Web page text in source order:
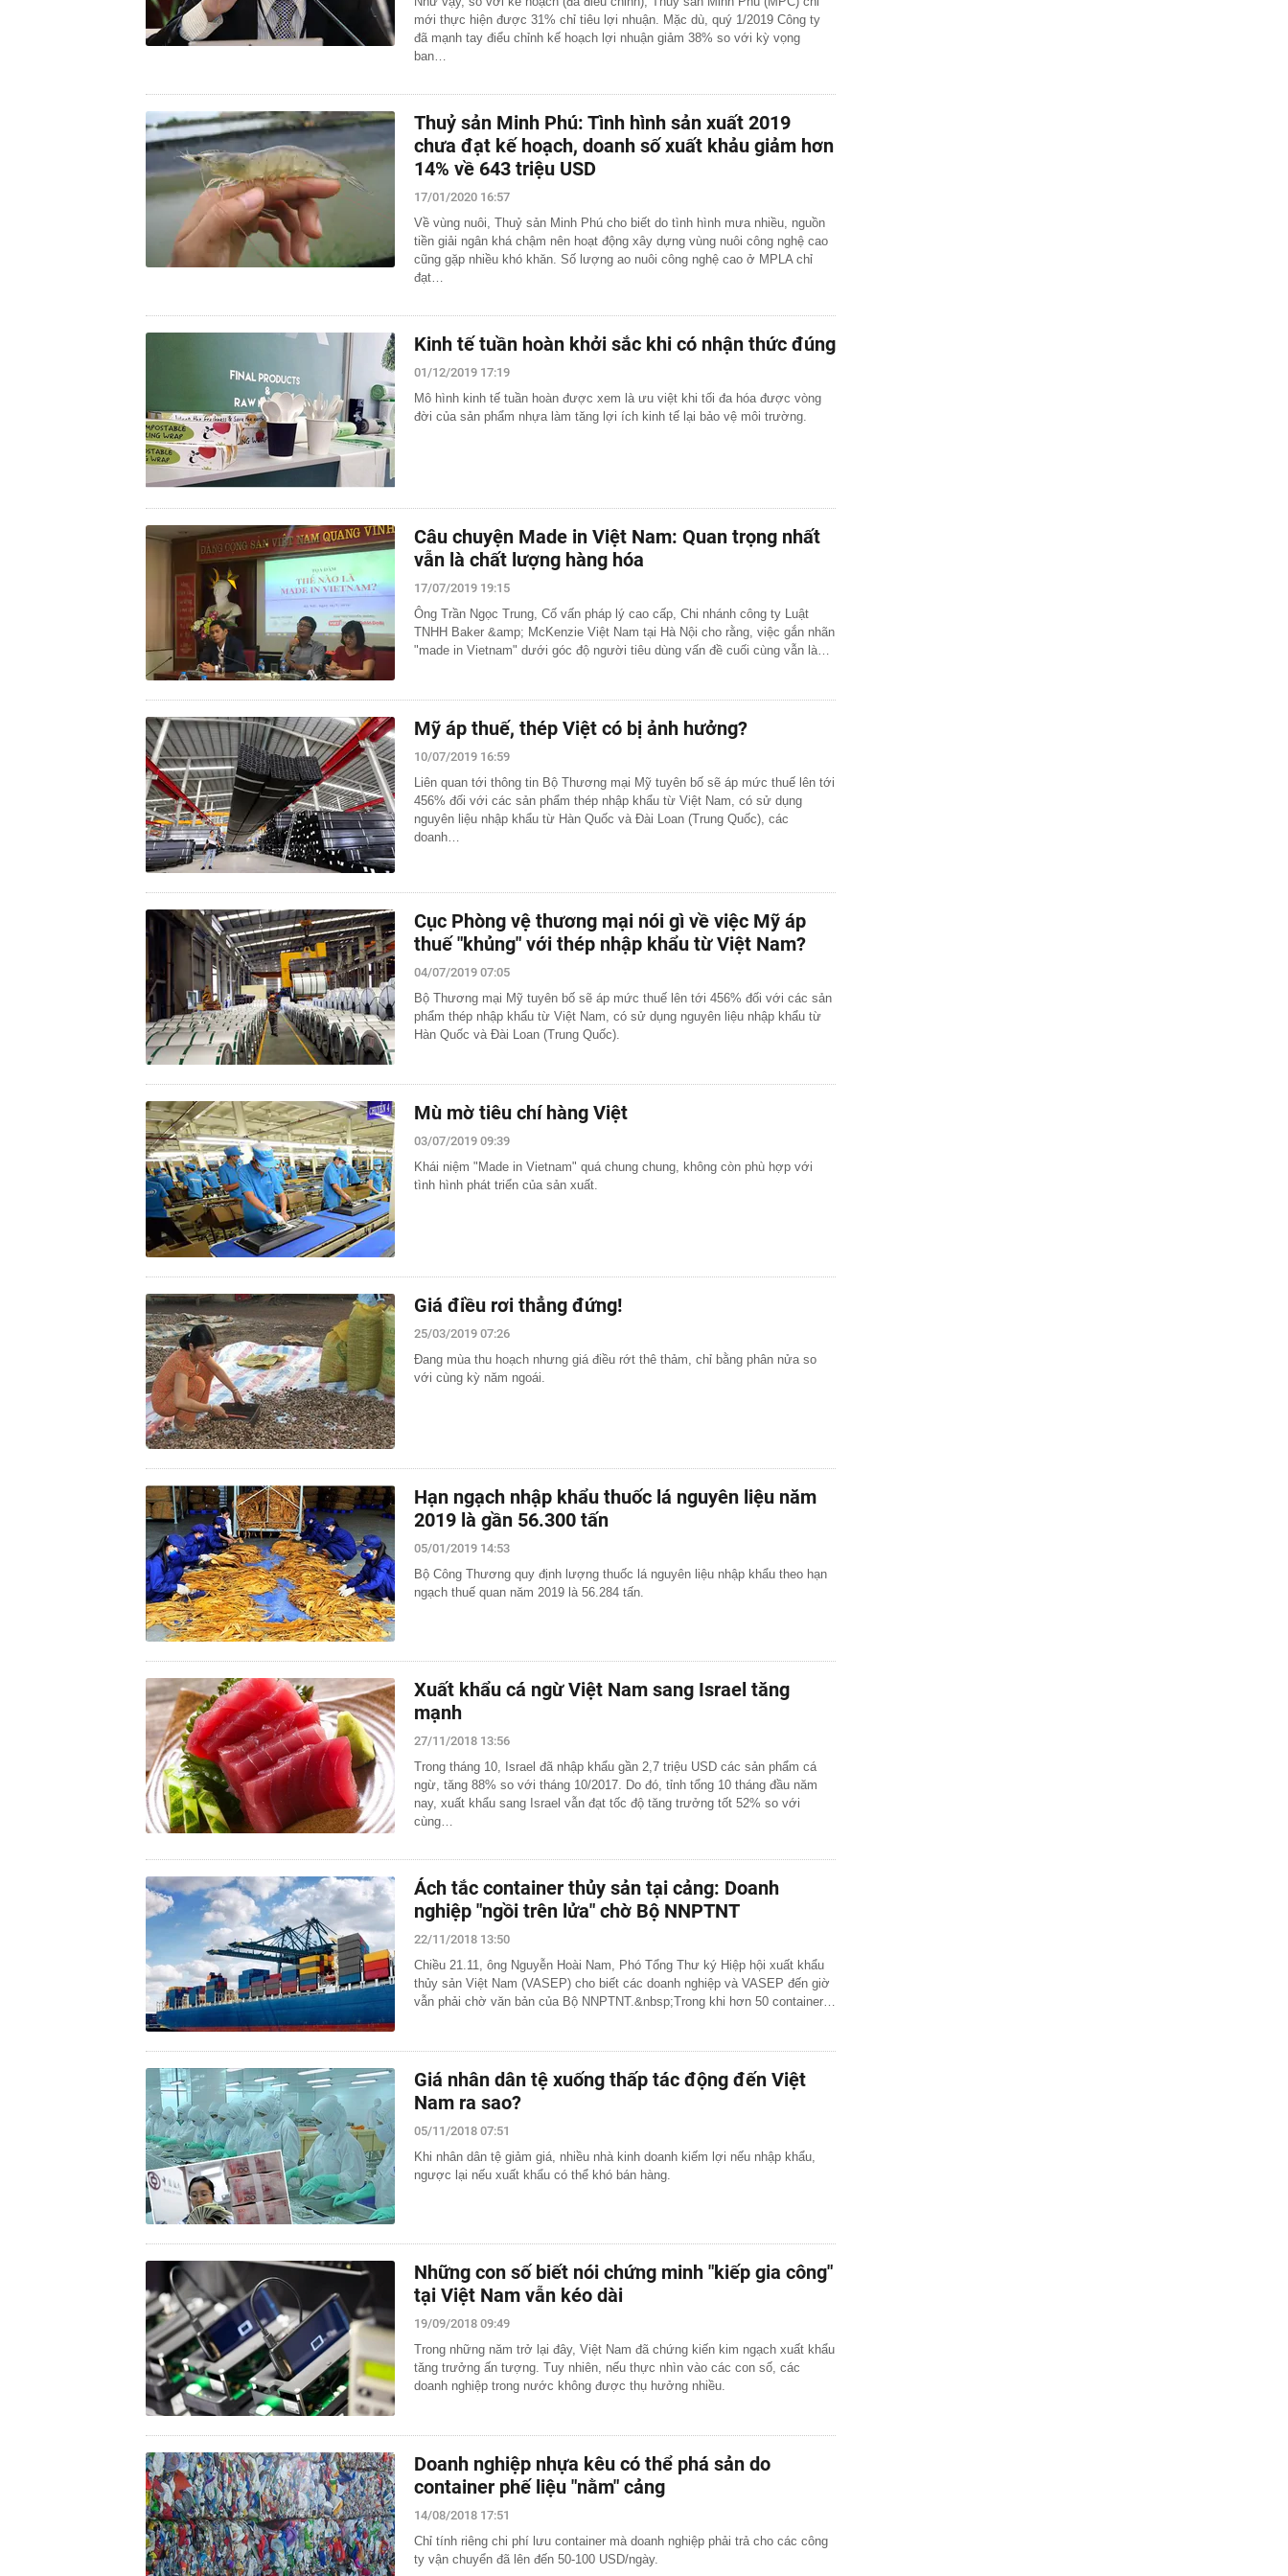
mới thực hiện được 31% chỉ tiêu lợi nhuận. Mặc dù, quý 1/2019 Công ty
đã mạnh tay điểu chỉnh kế hoạch lợi nhuận giảm 38% so với kỳ vọng
ban…
Thuỷ sản Minh Phú: Tình hình sản xuất 2019
chưa đạt kế hoạch, doanh số xuất khảu giảm hơn
14% về 643 triệu USD
17/01/2020 16:57
Về vùng nuôi, Thuỷ sản Minh Phú cho biết do tình hình mưa nhiều, nguồn
tiền giải ngân khá chậm nên hoạt động xây dựng vùng nuôi công nghệ cao
cũng gặp nhiều khó khăn. Số lượng ao nuôi công nghệ cao ở MPLA chỉ
đạt…
Kinh tế tuần hoàn khởi sắc khi có nhận thức đúng
01/12/2019 17:19
Mô hình kinh tế tuần hoàn được xem là ưu việt khi tối đa hóa được vòng
đời của sản phẩm nhựa làm tăng lợi ích kinh tế lại bảo vệ môi trường.
Câu chuyện Made in Việt Nam: Quan trọng nhất
vẫn là chất lượng hàng hóa
17/07/2019 19:15
Ông Trần Ngọc Trung, Cố vấn pháp lý cao cấp, Chi nhánh công ty Luật
TNHH Baker &amp; McKenzie Việt Nam tại Hà Nội cho rằng, việc gắn nhãn
"made in Vietnam" dưới góc độ người tiêu dùng vấn đề cuối cùng vẫn là…
Mỹ áp thuế, thép Việt có bị ảnh hưởng?
10/07/2019 16:59
Liên quan tới thông tin Bộ Thương mại Mỹ tuyên bố sẽ áp mức thuế lên tới
456% đối với các sản phẩm thép nhập khẩu từ Việt Nam, có sử dụng
nguyên liệu nhập khẩu từ Hàn Quốc và Đài Loan (Trung Quốc), các
doanh…
Cục Phòng vệ thương mại nói gì về việc Mỹ áp
thuế "khủng" với thép nhập khẩu từ Việt Nam?
04/07/2019 07:05
Bộ Thương mại Mỹ tuyên bố sẽ áp mức thuế lên tới 456% đối với các sản
phẩm thép nhập khẩu từ Việt Nam, có sử dụng nguyên liệu nhập khẩu từ
Hàn Quốc và Đài Loan (Trung Quốc).
Mù mờ tiêu chí hàng Việt
03/07/2019 09:39
Khái niệm "Made in Vietnam" quá chung chung, không còn phù hợp với
tình hình phát triển của sản xuất.
Giá điều rơi thẳng đứng!
25/03/2019 07:26
Đang mùa thu hoạch nhưng giá điều rớt thê thảm, chỉ bằng phân nửa so
với cùng kỳ năm ngoái.
Hạn ngạch nhập khẩu thuốc lá nguyên liệu năm
2019 là gần 56.300 tấn
05/01/2019 14:53
Bộ Công Thương quy định lượng thuốc lá nguyên liệu nhập khẩu theo hạn
ngạch thuế quan năm 2019 là 56.284 tấn.
Xuất khẩu cá ngừ Việt Nam sang Israel tăng
mạnh
27/11/2018 13:56
Trong tháng 10, Israel đã nhập khẩu gần 2,7 triệu USD các sản phẩm cá
ngừ, tăng 88% so với tháng 10/2017. Do đó, tỉnh tổng 10 tháng đầu năm
nay, xuất khẩu sang Israel vẫn đạt tốc độ tăng trưởng tốt 52% so với
cùng…
Ách tắc container thủy sản tại cảng: Doanh
nghiệp "ngồi trên lửa" chờ Bộ NNPTNT
22/11/2018 13:50
Chiều 21.11, ông Nguyễn Hoài Nam, Phó Tổng Thư ký Hiệp hội xuất khẩu
thủy sản Việt Nam (VASEP) cho biết các doanh nghiệp và VASEP đến giờ
vẫn phải chờ văn bản của Bộ NNPTNT.&nbsp;Trong khi hơn 50 container…
Giá nhân dân tệ xuống thấp tác động đến Việt
Nam ra sao?
05/11/2018 07:51
Khi nhân dân tệ giảm giá, nhiều nhà kinh doanh kiếm lợi nếu nhập khẩu,
ngược lại nếu xuất khẩu có thể khó bán hàng.
Những con số biết nói chứng minh "kiếp gia công"
tại Việt Nam vẫn kéo dài
19/09/2018 09:49
Trong những năm trở lại đây, Việt Nam đã chứng kiến kim ngạch xuất khẩu
tăng trưởng ấn tượng. Tuy nhiên, nếu thực nhìn vào các con số, các
doanh nghiệp trong nước không được thụ hưởng nhiều.
Doanh nghiệp nhựa kêu có thể phá sản do
container phế liệu "nằm" cảng
14/08/2018 17:51
Chỉ tính riêng chi phí lưu container mà doanh nghiệp phải trả cho các công
ty vận chuyển đã lên đến 50-100 USD/ngày.